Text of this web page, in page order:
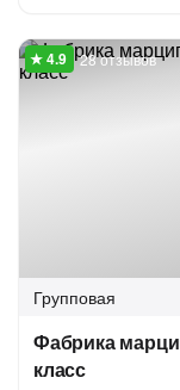
28 отзывов
Групповая
Фабрика
класс